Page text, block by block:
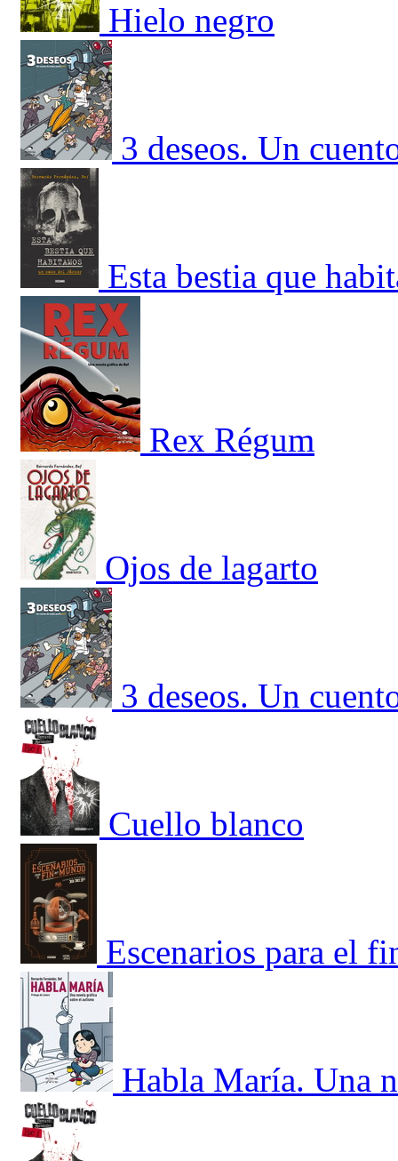
Hielo negro
3 deseos. Un
Esta bestia que
Rex Régum
Ojos de lagarto
3 deseos. Un
Cuello blanco
Escenarios para el
Habla María. Una